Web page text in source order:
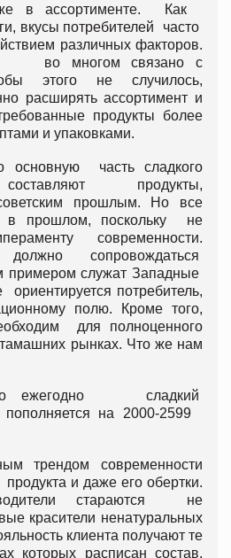
в ассортименте. Как
вкусы потребителей часто
различных факторов.
во многом связано с
этого не случилось,
расширять ассортимент и
продукты более
и упаковками.
основную часть сладкого
продукты,
прошлым. Но все
в прошлом, поскольку не
современности.
сопровождаться
примером служат Западные
потребитель,
полю. Кроме того,
для полноценного
рынках. Что же нам
что ежегодно сладкий
на 2000-2599
трендом современности
продукта и даже его обертки.
стараются не
красители ненатуральных
клиента получают те
которых расписан состав.